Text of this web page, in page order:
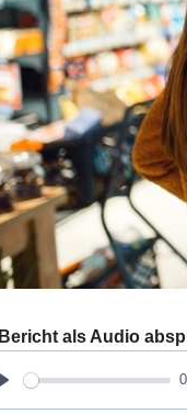
Bericht als Audio
Play